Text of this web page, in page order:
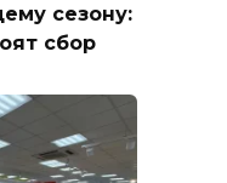
сезону:
сбор